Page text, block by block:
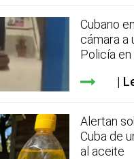
Cubano
cámara a
Policía en
Alertan
Cuba de
al aceite